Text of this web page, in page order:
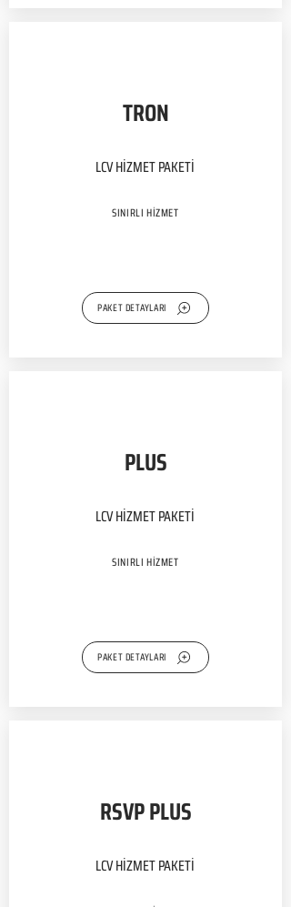
TRON
LCV HİZMET PAKETİ
SINIRLI HİZMET
PAKET DETAYLARI
PLUS
LCV HİZMET PAKETİ
SINIRLI HİZMET
PAKET DETAYLARI
RSVP PLUS
LCV HİZMET PAKETİ